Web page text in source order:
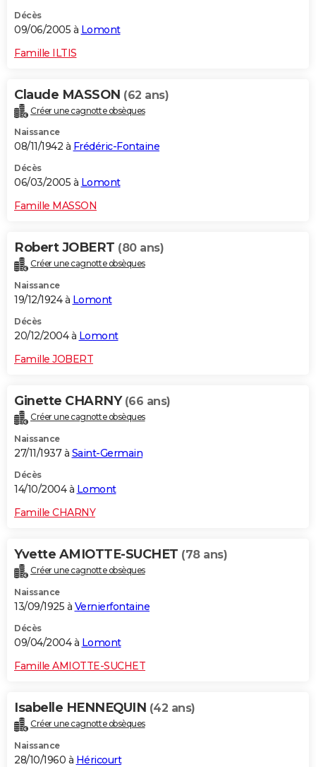
Décès
09/06/2005 à Lomont
Famille ILTIS
Claude MASSON (62 ans)
Créer une cagnotte obsèques
Naissance
08/11/1942 à Frédéric-Fontaine
Décès
06/03/2005 à Lomont
Famille MASSON
Robert JOBERT (80 ans)
Créer une cagnotte obsèques
Naissance
19/12/1924 à Lomont
Décès
20/12/2004 à Lomont
Famille JOBERT
Ginette CHARNY (66 ans)
Créer une cagnotte obsèques
Naissance
27/11/1937 à Saint-Germain
Décès
14/10/2004 à Lomont
Famille CHARNY
Yvette AMIOTTE-SUCHET (78 ans)
Créer une cagnotte obsèques
Naissance
13/09/1925 à Vernierfontaine
Décès
09/04/2004 à Lomont
Famille AMIOTTE-SUCHET
Isabelle HENNEQUIN (42 ans)
Créer une cagnotte obsèques
Naissance
28/10/1960 à Héricourt